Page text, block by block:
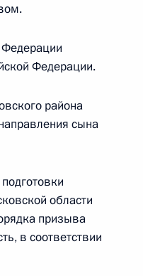
Управления
Президента
2013 года
приёма
проведённого
Федерации.
района
сына
области
призыва
в соответствии